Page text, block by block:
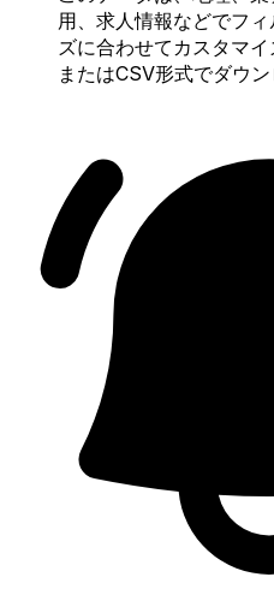
用、求人情報などでフ
ズに合わせてカスタマ
またはCSV形式でダウン